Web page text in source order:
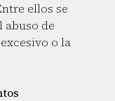
ellos se
de
o la